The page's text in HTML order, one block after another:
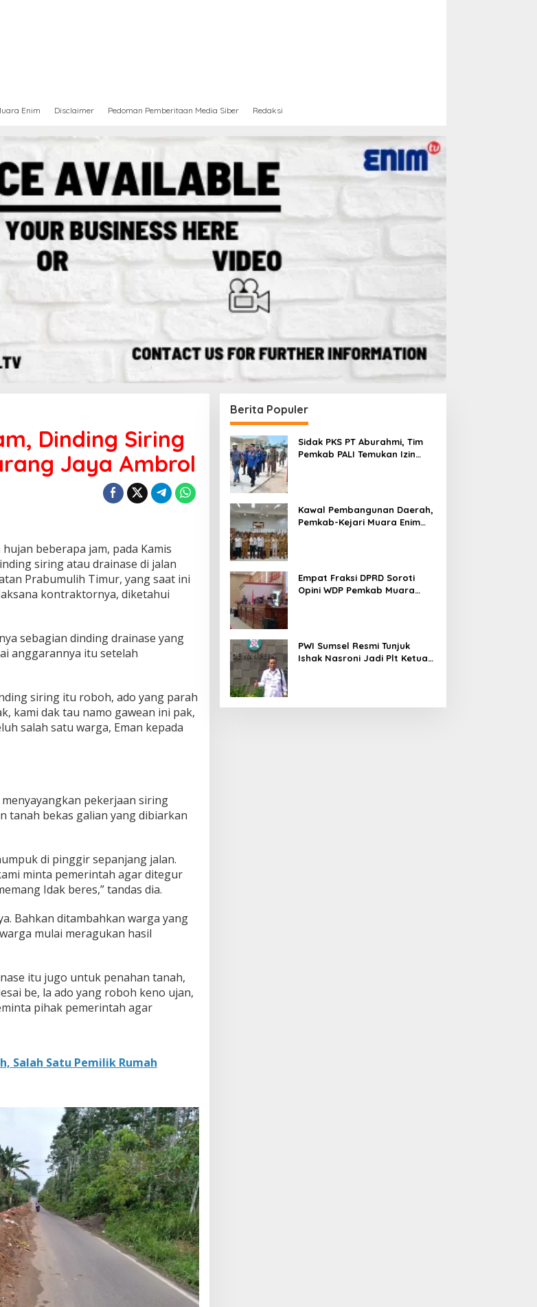
Enim Disclaimer Pedoman Pemberitaan Media Siber Redaksi
Dinding Siring
Jaya Ambrol
beberapa jam, pada Kamis
siring atau drainase di jalan
Prabumulih Timur, yang saat ini
kontraktornya, diketahui
sebagian dinding drainase yang
anggarannya itu setelah
siring itu roboh, ado yang parah
kami dak tau namo gawean ini pak,
salah satu warga, Eman kepada
pekerjaan siring
tanah bekas galian yang dibiarkan
di pinggir sepanjang jalan.
minta pemerintah agar ditegur
Idak beres,” tandas dia.
Bahkan ditambahkan warga yang
mulai meragukan hasil
itu jugo untuk penahan tanah,
be, la ado yang roboh keno ujan,
pihak pemerintah agar
Salah Satu Pemilik Rumah
Berita Populer
Sidak PKS PT Aburahmi, Tim
Pemkab PALI Temukan Izin
Kawal Pembangunan Daerah,
Pemkab-Kejari Muara Enim
Empat Fraksi DPRD Soroti
Opini WDP Pemkab Muara
PWI Sumsel Resmi Tunjuk
Ishak Nasroni Jadi Plt Ketua